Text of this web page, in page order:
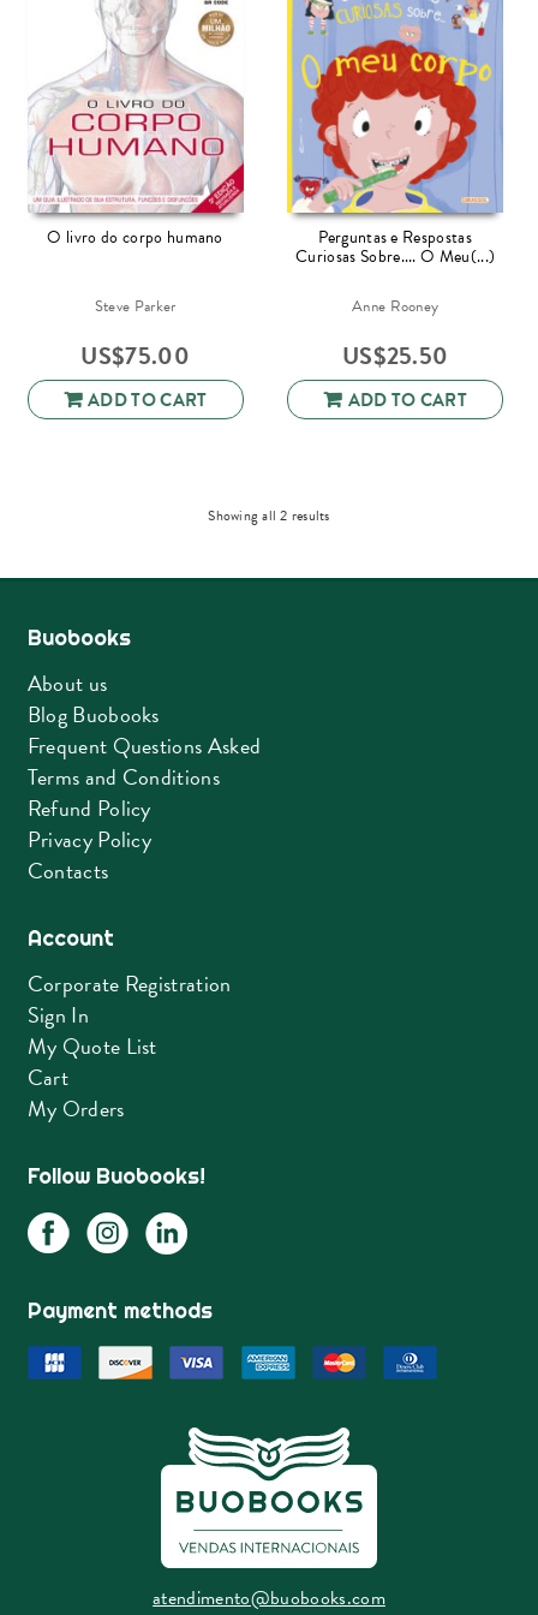
O livro do corpo humano
Steve Parker
US$75.00
ADD TO CART
Perguntas e Respostas
Curiosas Sobre.... O Meu(...)
Anne Rooney
US$25.50
ADD TO CART
Showing all 2 resultsSorted
Buobooks
About us
Blog Buobooks
Frequent Questions Asked
Terms and Conditions
Refund Policy
Privacy Policy
Contacts
Account
Corporate Registration
Sign In
My Quote List
Cart
My Orders
Follow Buobooks!
Payment methods
atendimento@buobooks.com